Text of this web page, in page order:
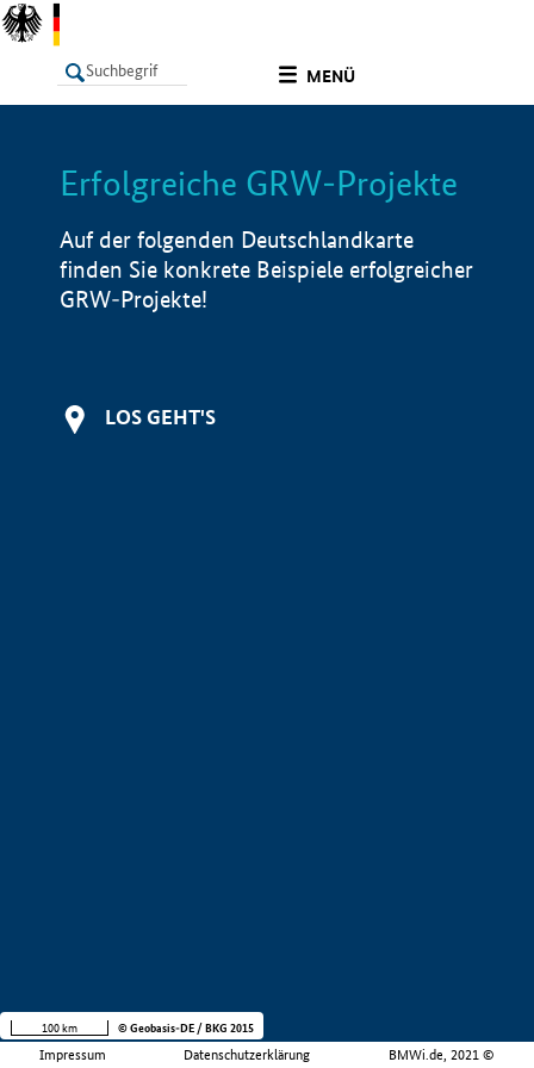
MENÜ
LISTE Info
Erfolgreiche GRW-Projekte
Auf der folgenden Deutschlandkarte
finden Sie konkrete Beispiele erfolgreicher
GRW-Projekte!
LOS GEHT'S
Impressum Datenschutzerklärung BMWi.de, 2021 ©
100 km © Geobasis-DE / BKG 2015